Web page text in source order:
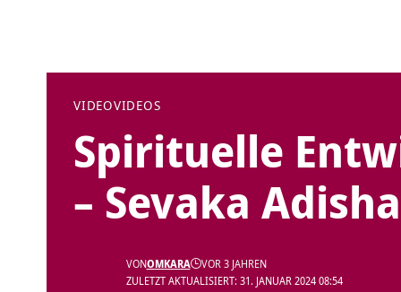
VIDEOVIDEOS
Spirituelle
– Sevaka
ZULETZT AKTUALISIERT: 31. JANUAR 2024 08:54
VONOMKARA VOR 3 JAHREN